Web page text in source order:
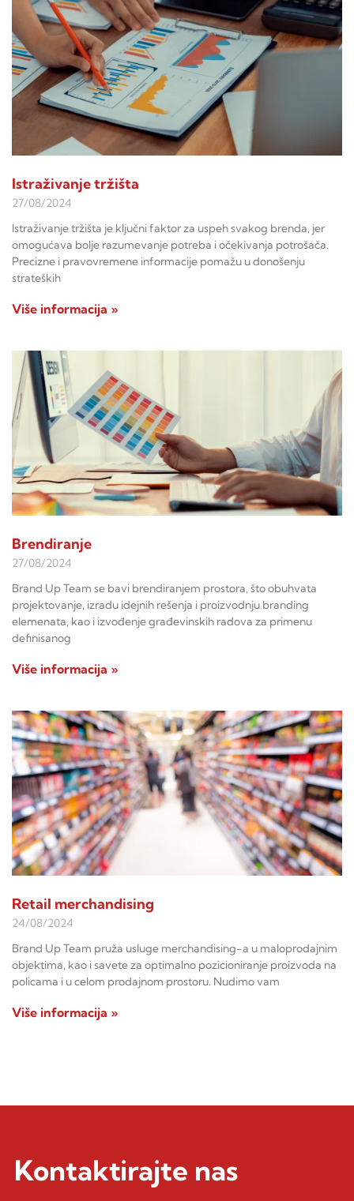
Istraživanje tržišta
27/08/2024
Istraživanje tržišta je ključni faktor za uspeh svakog brenda, jer
omogućava bolje razumevanje potreba i očekivanja potrošača.
Precizne i pravovremene informacije pomažu u donošenju
strateških
Više informacija »
Brendiranje
27/08/2024
Brand Up Team se bavi brendiranjem prostora, što obuhvata
projektovanje, izradu idejnih rešenja i proizvodnju branding
elemenata, kao i izvođenje građevinskih radova za primenu
definisanog
Više informacija »
Retail merchandising
24/08/2024
Brand Up Team pruža usluge merchandising-a u maloprodajnim
objektima, kao i savete za optimalno pozicioniranje proizvoda na
policama i u celom prodajnom prostoru. Nudimo vam
Više informacija »
Kontaktirajte nas